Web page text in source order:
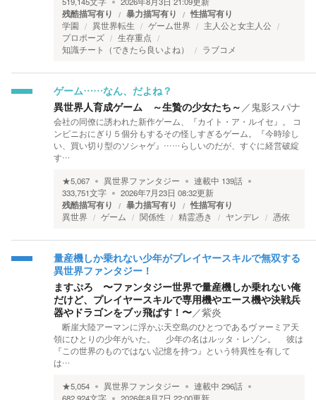
残酷描写有り 暴力描写有り 性描写有り
学園 異世界転生 ゲーム世界
主人公と女主人公
プロポーズ
生存重点
知識チート（できたら良いよね）
ラブコメ
ゲーム……なん、だよね？
異世界人育成ゲーム ～生贄の少女たち～ ／ 鬼影スパナ
会社の同僚に誘われた新作ゲーム、『カイト・ア・ルイセ』。 コ
ンビニおにぎり５個分もするその怪しすぎるゲーム。『今時珍し
い、買い切り型のソシャゲ』……らしいのだが、すぐに経営破綻
す…
★5,067 異世界ファンタジー 連載中 139話
333,751文字 2026年7月23日 08:32更新
残酷描写有り 暴力描写有り 性描写有り
異世界 ゲーム 関係性 精霊憑き ヤンデレ 憑依
量産機しか乗れない少年がプレイヤースキルで無双する
異世界ファンタジー！
ますぷろ 〜ファンタジー世界で量産機しか乗れない俺
だけど、プレイヤースキルで専用機やエース機や決戦兵
器やドラゴンをブッ飛ばす！〜／紫炎
断崖大陸アーマンに浮かぶ天空島のひとつであるヴァーミア天
領にひとりの少年がいた。 少年の名はルッタ・レゾン。 彼は
『この世界のものではない記憶を持つ』という特異性を有して
は…
★5,054 異世界ファンタジー 連載中 296話